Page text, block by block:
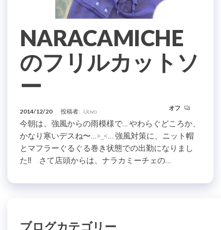
NARACAMICHE
のフリルカットソ
ー
2014/12/20 投稿者: Uovo オフ
今朝は、強風からの雨模様で… やわらぐどころか、
かなり寒いデスね〜…>_<… 強風対策に、ニット帽
とマフラーぐるぐる巻き状態での出勤になりまし
た‼ さて店頭からは、ナラカミーチェの…
ブログカテゴリー